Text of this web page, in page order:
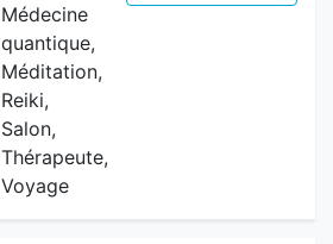
Médecine
quantique,
Méditation,
Reiki,
Salon,
Thérapeute,
Voyage